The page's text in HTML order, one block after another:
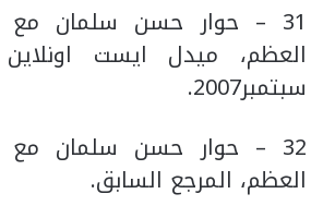
31 – حوار حسن سلمان
سبتمبر2007.
32 – حوار حسن سلمان
العظم، المرجع السابق.